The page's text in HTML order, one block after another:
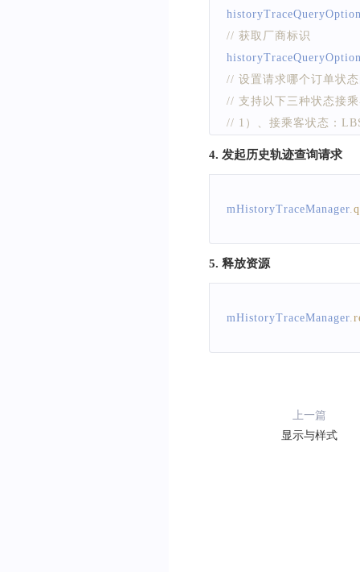
}
}
/**
* 在地图上绘制（司
   */
});
// 获取厂商标识
// 设置请求哪个订单状
// 支持以下三种状态接
// 1）、接乘客状态：
// 设置当前的订单状态
4. 发起历史轨迹查询请求
mHistoryTraceManager
5. 释放资源
mHistoryTraceManager
上一篇
显示与样式